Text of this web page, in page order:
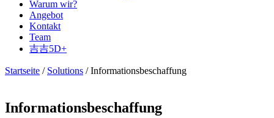
Warum wir?
Angebot
Kontakt
Team
吉吉5D+
Startseite / Solutions / Informationsbeschaffung
Informationsbeschaffung